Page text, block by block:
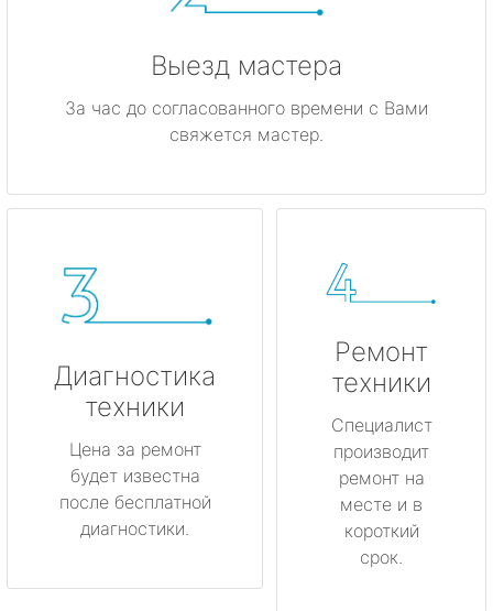
Выезд мастера
За час до согласованного времени с Вами
свяжется мастер.
Диагностика
техники
Цена за ремонт
будет известна
после бесплатной
диагностики.
Ремонт
техники
Специалист
производит
ремонт на
месте и в
короткий
срок.